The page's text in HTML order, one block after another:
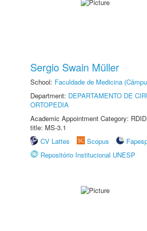
Sergio Swain Müller
School: Faculdade de Medicina
Department: DEPARTAMENTO DE
ORTOPEDIA
Academic Appointment Category:
title: MS-3.1
CV Lattes
Scopus
Repositório Institucional UNESP